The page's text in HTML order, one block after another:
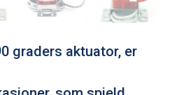
graders aktuator, er